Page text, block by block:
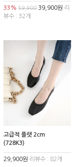
33% 59,900 39,900원 리
뷰수 : 32개
고급적 플랫 2cm
(728K3)
29,900원 리뷰수 : 82개